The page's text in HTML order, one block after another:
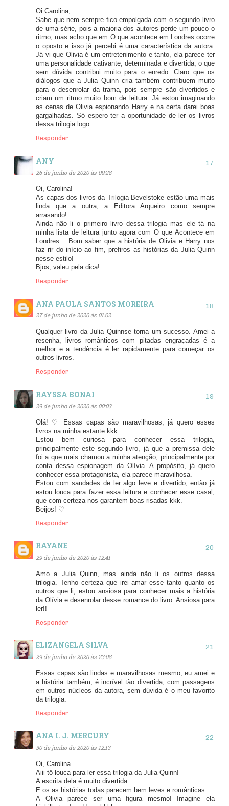
Oi Carolina,
Sabe que nem sempre fico empolgada com o segundo livro
de uma série, pois a maioria dos autores perde um pouco o
ritmo, mas acho que em O que acontece em Londres ocorre
o oposto e isso já percebi é uma característica da autora.
Já vi que Olivia é um entretenimento e tanto, ela parece ter
uma personalidade cativante, determinada e divertida, o que
sem dúvida contribui muito para o enredo. Claro que os
diálogos que a Julia Quinn cria também contribuem muito
para o desenrolar da trama, pois sempre são divertidos e
criam um ritmo muito bom de leitura. Já estou imaginando
as cenas de Olivia espionando Harry e na certa darei boas
gargalhadas. Só espero ter a oportunidade de ler os livros
dessa trilogia logo.
Responder
ANY
26 de junho de 2020 às 09:28
Oi, Carolina!
As capas dos livros da Trilogia Bevelstoke estão uma mais
linda que a outra, a Editora Arqueiro como sempre
arrasando!
Ainda não li o primeiro livro dessa trilogia mas ele tá na
minha lista de leitura junto agora com O que Acontece em
Londres... Bom saber que a história de Olivia e Harry nos
faz rir do início ao fim, prefiros as histórias da Julia Quinn
nesse estilo!
Bjos, valeu pela dica!
Responder
ANA PAULA SANTOS MOREIRA
27 de junho de 2020 às 01:02
Qualquer livro da Julia Quinnse torna um sucesso. Amei a
resenha, livros românticos com pitadas engraçadas é a
melhor e a tendência é ler rapidamente para começar os
outros livros.
Responder
RAYSSA BONAI
29 de junho de 2020 às 00:03
Olá! ♡ Essas capas são maravilhosas, já quero esses
livros na minha estante kkk.
Estou bem curiosa para conhecer essa trilogia,
principalmente este segundo livro, já que a premissa dele
foi a que mais chamou a minha atenção, principalmente por
conta dessa espionagem da Olívia. A propósito, já quero
conhecer essa protagonista, ela parece maravilhosa.
Estou com saudades de ler algo leve e divertido, então já
estou louca para fazer essa leitura e conhecer esse casal,
que com certeza nos garantem boas risadas kkk.
Beijos! ♡
Responder
RAYANE
29 de junho de 2020 às 12:41
Amo a Julia Quinn, mas ainda não li os outros dessa
trilogia. Tenho certeza que irei amar esse tanto quanto os
outros que li, estou ansiosa para conhecer mais a história
da Olívia e desenrolar desse romance do livro. Ansiosa para
ler!!
Responder
ELIZANGELA SILVA
29 de junho de 2020 às 23:08
Essas capas são lindas e maravilhosas mesmo, eu amei e
a história também, é incrível tão divertida, com passagens
em outros núcleos da autora, sem dúvida é o meu favorito
da trilogia.
Responder
ANA I. J. MERCURY
30 de junho de 2020 às 12:13
Oi, Carolina
Aiii tô louca para ler essa trilogia da Julia Quinn!
A escrita dela é muito divertida.
E os as histórias todas parecem bem leves e românticas.
A Olivia parece ser uma figura mesmo! Imagine ela